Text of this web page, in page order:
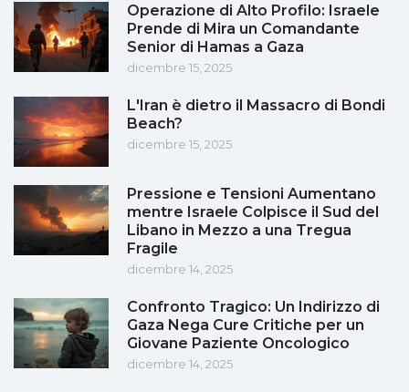
Operazione di Alto Profilo: Israele
Prende di Mira un Comandante
Senior di Hamas a Gaza
dicembre 15, 2025
L'Iran è dietro il Massacro di Bondi
Beach?
dicembre 15, 2025
Pressione e Tensioni Aumentano
mentre Israele Colpisce il Sud del
Libano in Mezzo a una Tregua
Fragile
dicembre 14, 2025
Confronto Tragico: Un Indirizzo di
Gaza Nega Cure Critiche per un
Giovane Paziente Oncologico
dicembre 14, 2025